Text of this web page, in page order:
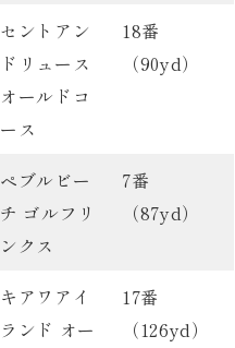
セントアン
ドリュース
オールドコ
ース
18番
（90yd）
ペブルビー
チ ゴルフリ
ンクス
7番
（87yd）
キアワアイ
ランド オー
17番
（126yd）